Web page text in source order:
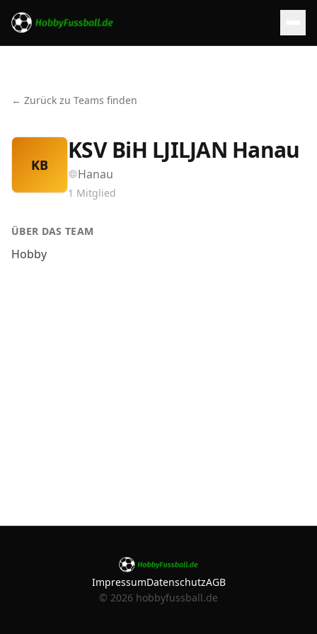
← Zurück zu Teams finden
KB
KSV BiH LJILJAN Hanau
Hanau
1 Mitglied
ÜBER DAS TEAM
Hobby
ImpressumDatenschutzAGB
© 2026 hobbyfussball.de